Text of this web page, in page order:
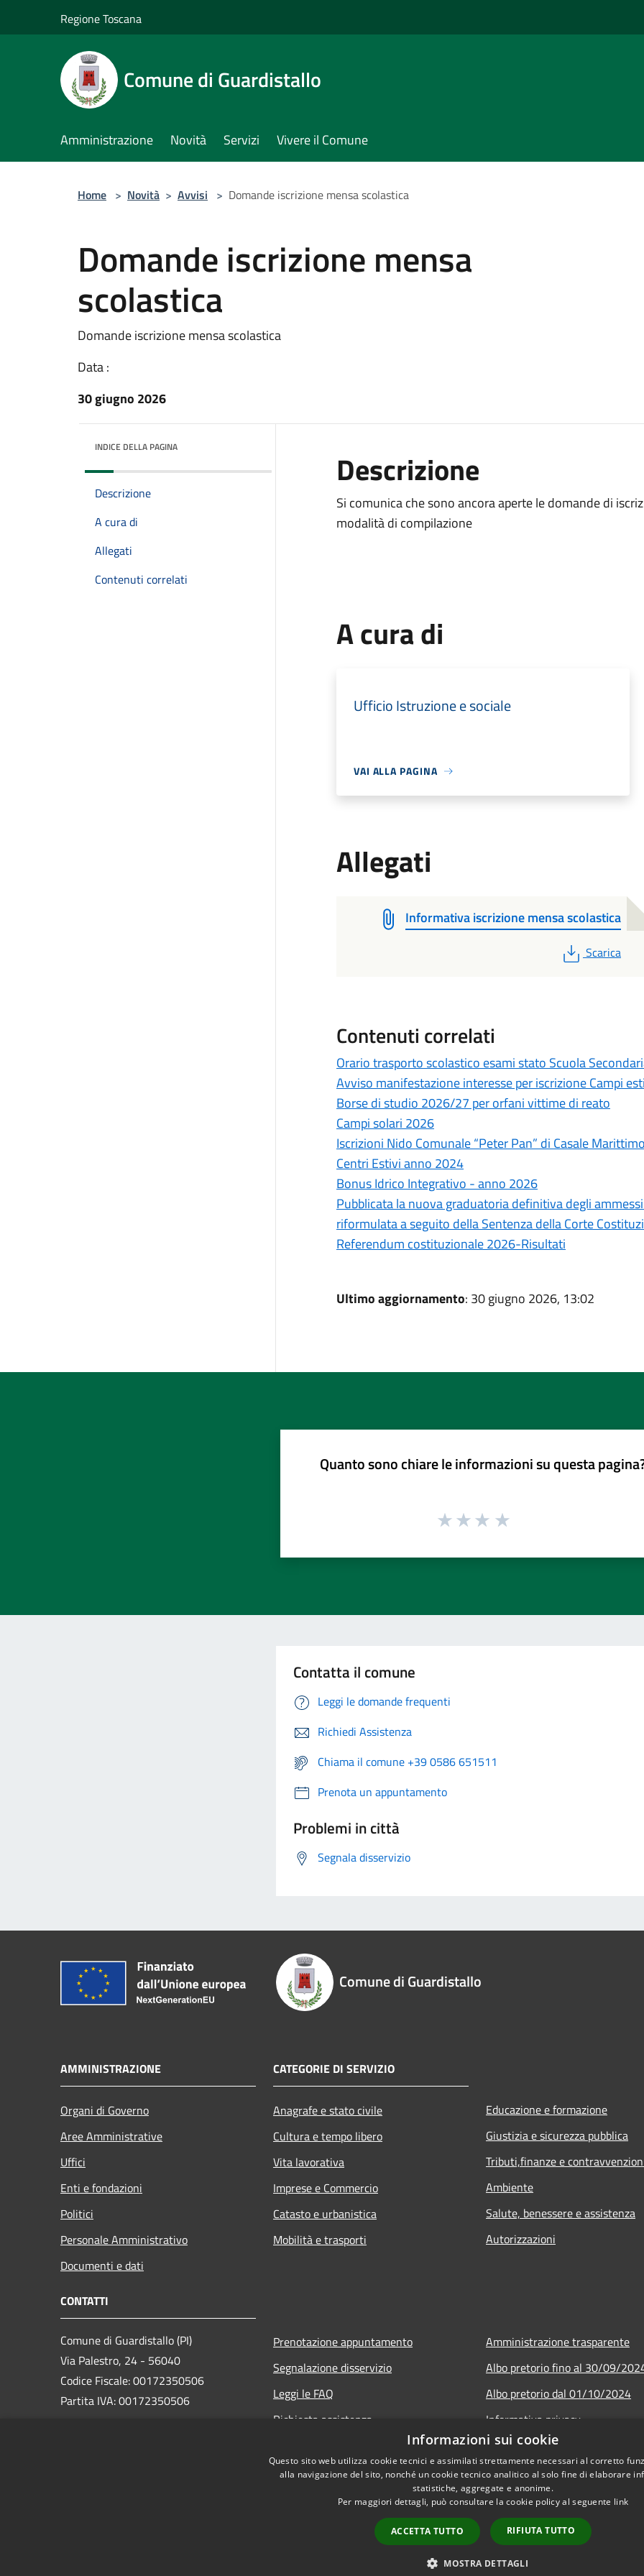
Regione Toscana
Comune di Guardistallo
Amministrazione Novità Servizi Vivere il Comune
Home > Novità > Avvisi > Domande iscrizione mensa scolastica
Domande iscrizione mensa
scolastica
Domande iscrizione mensa scolastica
Data :
30 giugno 2026
INDICE DELLA PAGINA
Descrizione
A cura di
Allegati
Contenuti correlati
Descrizione
Si comunica che sono ancora aperte le domande di
modalità di compilazione
A cura di
Ufficio Istruzione e sociale
VAI ALLA PAGINA
Allegati
Informativa iscrizione mensa scolastica
PDF
Scarica
Contenuti correlati
Orario trasporto scolastico esami stato Scuola
Avviso manifestazione interesse per iscrizione Campi
Borse di studio 2026/27 per orfani vittime di reato
Campi solari 2026
Iscrizioni Nido Comunale “Peter Pan” di Casale
Centri Estivi anno 2024
Bonus Idrico Integrativo - anno 2026
Pubblicata la nuova graduatoria definitiva degli
riformulata a seguito della Sentenza della Corte
Referendum costituzionale 2026-Risultati
Ultimo aggiornamento: 30 giugno 2026, 13:02
Quanto sono chiare le informazioni su questa
Contatta il comune
Leggi le domande frequenti
Richiedi Assistenza
Chiama il comune +39 0586 651511
Prenota un appuntamento
Problemi in città
Segnala disservizio
Comune di Guardistallo
AMMINISTRAZIONE
Organi di Governo
Aree Amministrative
Uffici
Enti e fondazioni
Politici
Personale Amministrativo
Documenti e dati
CATEGORIE DI SERVIZIO
Anagrafe e stato civile
Cultura e tempo libero
Vita lavorativa
Imprese e Commercio
Catasto e urbanistica
Mobilità e trasporti
Educazione e formazione
Giustizia e sicurezza pubblica
Tributi,finanze e
Ambiente
Salute, benessere e assistenza
Autorizzazioni
CONTATTI
Comune di Guardistallo (PI)
Via Palestro, 24 - 56040
Codice Fiscale: 00172350506
Partita IVA: 00172350506
Prenotazione appuntamento
Segnalazione disservizio
Leggi le FAQ
Richiesta assistenza
Amministrazione trasparente
Albo pretorio fino al 30/09/
Albo pretorio dal 01/10/2024
Informativa privacy
Note legali
Dichiarazione di accessibilità
Copyright © 2026 • Comune di
Informazioni sui cookie
Questo sito web utilizza cookie tecnici e assimilati strettamente necessari al corretto
alla navigazione del sito, nonché un cookie tecnico analitico al solo fine di elaborare
statistiche, aggregate e anonime.
Per maggiori dettagli, può consultare la cookie policy al seguente link
ACCETTA TUTTO RIFIUTA TUTTO
MOSTRA DETTAGLI